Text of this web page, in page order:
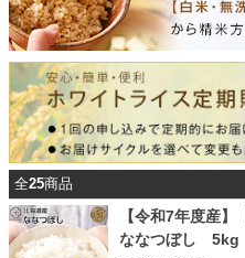
全25商品
【令和7年度産
ななつぼし 5kg